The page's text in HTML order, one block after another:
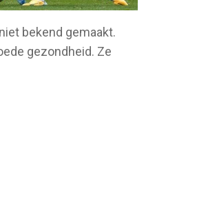
bekend gemaakt.
gezondheid. Ze